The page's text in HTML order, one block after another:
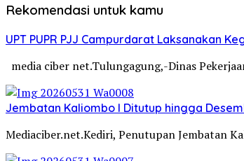
Rekomendasi untuk kamu
UPT PUPR PJJ Campurdarat Laksanakan
media ciber net.Tulungagung,-Dinas
Jembatan Kaliombo I Ditutup hingga
Mediaciber.net.Kediri, Penutupan Jembatan